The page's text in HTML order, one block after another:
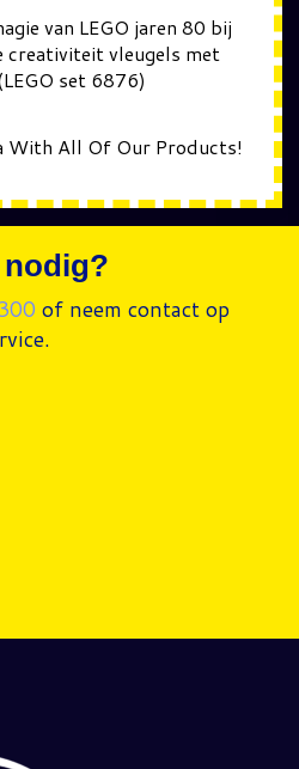
van LEGO jaren 80 bij
creativiteit vleugels met
set 6876)
With All Of Our Products!
of neem contact op